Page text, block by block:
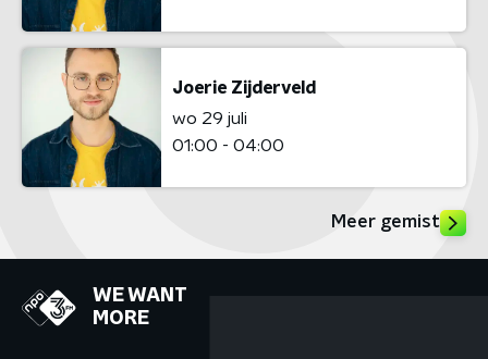
Joerie Zijderveld
wo 29 juli
01:00 - 04:00
Meer gemist
WE WANT
MORE